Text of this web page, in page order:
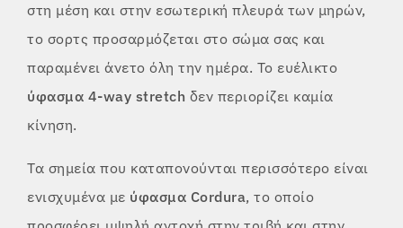
στη μέση και στην εσωτερική πλευρά των μηρών,
το σορτς προσαρμόζεται στο σώμα σας και
παραμένει άνετο όλη την ημέρα. Το ευέλικτο
ύφασμα 4-way stretch δεν περιορίζει καμία
κίνηση.
Τα σημεία που καταπονούνται περισσότερο είναι
ενισχυμένα με ύφασμα Cordura, το οποίο